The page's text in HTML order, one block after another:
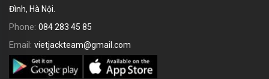
Đình, Hà Nội.
Phone: 084 283 45 85
Email: vietjackteam@gmail.com